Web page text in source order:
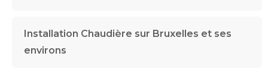
Installation Chaudière sur Bruxelles et ses
environs